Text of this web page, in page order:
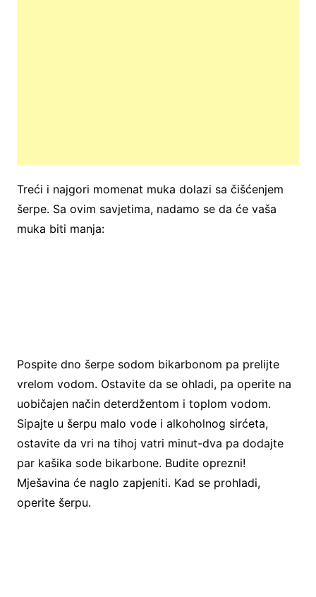
Treći i najgori momenat muka dolazi sa čišćenjem
šerpe. Sa ovim savjetima, nadamo se da će vaša
muka biti manja:
Pospite dno šerpe sodom bikarbonom pa prelijte
vrelom vodom. Ostavite da se ohladi, pa operite na
uobičajen način deterdžentom i toplom vodom.
Sipajte u šerpu malo vode i alkoholnog sirćeta,
ostavite da vri na tihoj vatri minut-dva pa dodajte
par kašika sode bikarbone. Budite oprezni!
Mješavina će naglo zapjeniti. Kad se prohladi,
operite šerpu.